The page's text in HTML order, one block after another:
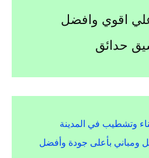
اقوي وافضل
حدائق
وتشطيب في المدينة
ومباني بأعلى جودة وأفضل